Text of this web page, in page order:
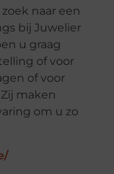
naar een
bij Juwelier
u graag
of voor
of voor
maken
om u zo